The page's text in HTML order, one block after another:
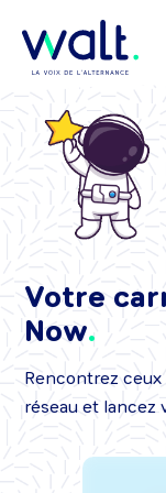
Votre
Now
Rencontrez ceux
réseau et lancez